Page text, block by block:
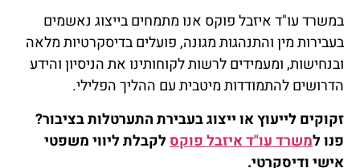
במשרד עו"ד איזבל פוקס אנו מתמחים בייצוג נאשמים
בעבירות מין והתנהגות מגונה, פועלים בדיסקרטיות מלאה
ובנחישות, ומעמידים לרשות לקוחותינו את הניסיון והידע
הדרושים להתמודדות מיטבית עם ההליך הפלילי.
זקוקים לייעוץ או ייצוג בעבירת התערטלות בציבור?
פנו למשרד עו"ד איזבל פוקסלקבלת ליווי משפטי
אישי ודיסקרטי.